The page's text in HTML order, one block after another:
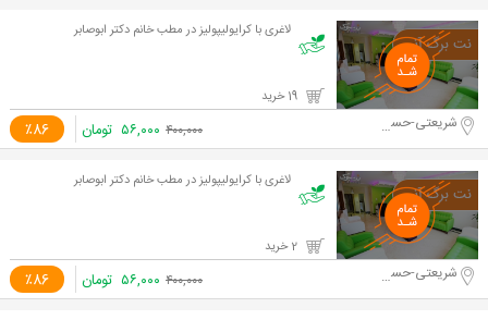
لاغری با کرایولیپولیز در مطب خانم دکتر ابوصابر
٪86 شریعتی-حسینیه ارشاد ۴۰۰,۰۰۰ ۵۶,۰۰۰ تومان
لاغری با کرایولیپولیز در مطب خانم دکتر ابوصابر
٪86 شریعتی-حسینیه ارشاد ۴۰۰,۰۰۰ ۵۶,۰۰۰ تومان